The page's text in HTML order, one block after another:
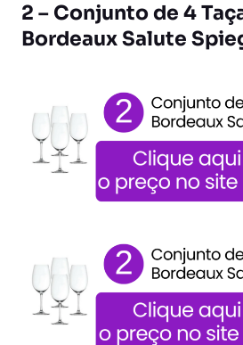
2 – Conjunto de 4
Bordeaux Salute